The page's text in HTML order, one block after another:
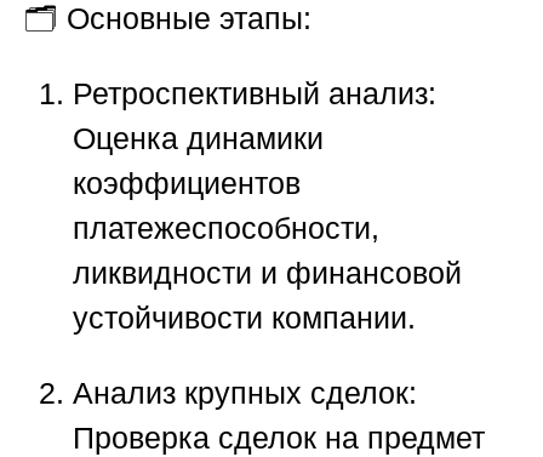
🗂️ Основные этапы:
Ретроспективный анализ:
Оценка динамики
коэффициентов
платежеспособности,
ликвидности и финансовой
устойчивости компании.
Анализ крупных сделок:
Проверка сделок на предмет